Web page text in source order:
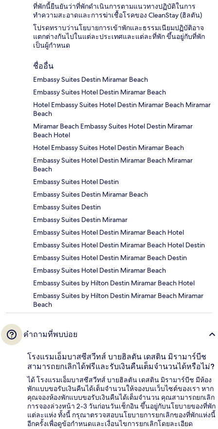
ที่พักนี้ยืนยันว่าที่พักดำเนินการตามแนวทางปฏิบัติในการ
ทำความสะอาดและการฆ่าเชื้อโรคของ CleanStay (ฮิลตัน)
โปรดทราบว่านโยบายการเข้าพักและธรรมเนียมปฏิบัติอาจ
แตกต่างกันไปในแต่ละประเทศและแต่ละที่พัก ขึ้นอยู่กับที่พัก
เป็นผู้กำหนด
ชื่ออื่น
Embassy Suites Destin Miramar Beach
Embassy Suites Hotel Destin Miramar Beach
Hotel Embassy Suites Hotel Destin Miramar Beach Miramar
Beach
Miramar Beach Embassy Suites Hotel Destin Miramar
Beach Hotel
Hotel Embassy Suites Hotel Destin Miramar Beach
Embassy Suites Hotel Destin Miramar Beach Miramar
Beach
Embassy Suites Hotel Destin
Embassy Suites Destin Miramar Beach
Embassy Suites Destin
Embassy Suites Destin Miramar
Embassy Suites Hotel Destin Miramar Beach Hotel
Embassy Suites Hotel Destin Miramar Beach Hotel Destin
Embassy Suites Hotel Destin Miramar Beach Destin
Embassy Suites Hotel Destin Miramar Beach
Embassy Suites by Hilton Destin Miramar Beach Hotel
Embassy Suites by Hilton Destin Miramar Beach Miramar
Beach
คำถามที่พบบ่อย
โรงแรมเอ็มบาสซีสวีทส์ บายฮิลตัน เดสติน มิรามาร์บีช
สามารถยกเลิกได้ฟรีและรับเงินคืนเต็มจำนวนได้หรือไม่?
ได้ โรงแรมเอ็มบาสซีสวีทส์ บายฮิลตัน เดสติน มิรามาร์บีช มีห้อง
พักแบบขอรับเงินคืนได้เต็มจำนวนให้จองบนเว็บไซต์ของเรา หาก
คุณจองห้องพักแบบขอรับเงินคืนได้เต็มจำนวน คุณสามารถยกเลิก
การจองล่วงหน้า 2-3 วันก่อนวันเช็กอิน ขึ้นอยู่กับนโยบายของที่พัก
แต่ละแห่ง ทั้งนี้ กรุณาตรวจสอบนโยบายการยกเลิกของที่พักแห่งนี้
อีกครั้งเพื่อดูข้อกำหนดและเงื่อนไขการยกเลิกโดยละเอียด